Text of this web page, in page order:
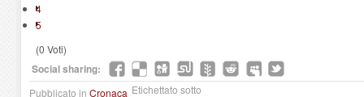
4
5
(0 Voti)
Social sharing:
Pubblicato in Cronaca Etichettato sotto